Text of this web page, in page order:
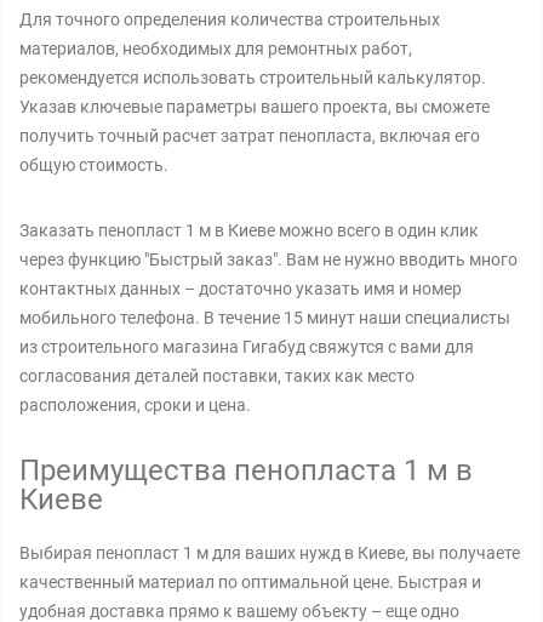
Для точного определения количества строительных
материалов, необходимых для ремонтных работ,
рекомендуется использовать строительный калькулятор.
Указав ключевые параметры вашего проекта, вы сможете
получить точный расчет затрат пенопласта, включая его
общую стоимость.
Заказать пенопласт 1 м в Киеве можно всего в один клик
через функцию "Быстрый заказ". Вам не нужно вводить много
контактных данных – достаточно указать имя и номер
мобильного телефона. В течение 15 минут наши специалисты
из строительного магазина Гигабуд свяжутся с вами для
согласования деталей поставки, таких как место
расположения, сроки и цена.
Преимущества пенопласта 1 м в
Киеве
Выбирая пенопласт 1 м для ваших нужд в Киеве, вы получаете
качественный материал по оптимальной цене. Быстрая и
удобная доставка прямо к вашему объекту – еще одно